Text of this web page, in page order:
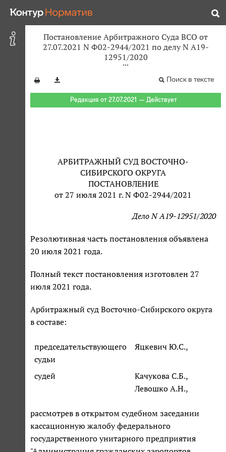
Постановление Арбитражного Суда ВСО от
27.07.2021 N Ф02-2944/2021 по делу N А19-
12951/2020
Поиск в тексте
Редакция от 27.07.2021 — Действует
АРБИТРАЖНЫЙ СУД ВОСТОЧНО-
СИБИРСКОГО ОКРУГА
ПОСТАНОВЛЕНИЕ
от 27 июля 2021 г. N Ф02-2944/2021
Дело N А19-12951/2020
Резолютивная часть постановления объявлена
20 июля 2021 года.
Полный текст постановления изготовлен 27
июля 2021 года.
Арбитражный суд Восточно-Сибирского округа
в составе:
председательствующего
судьи
Яцкевич Ю.С.,
судей
Качукова С.Б.,
Левошко А.Н.,
рассмотрев в открытом судебном заседании
кассационную жалобу федерального
государственного унитарного предприятия